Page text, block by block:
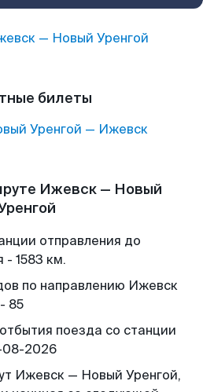
— Новый Уренгой
билеты
Уренгой — Ижевск
Ижевск — Новый
отправления до
- 1583 км.
по направлению Ижевск
85
поезда со станции
08-2026
Ижевск — Новый Уренгой,